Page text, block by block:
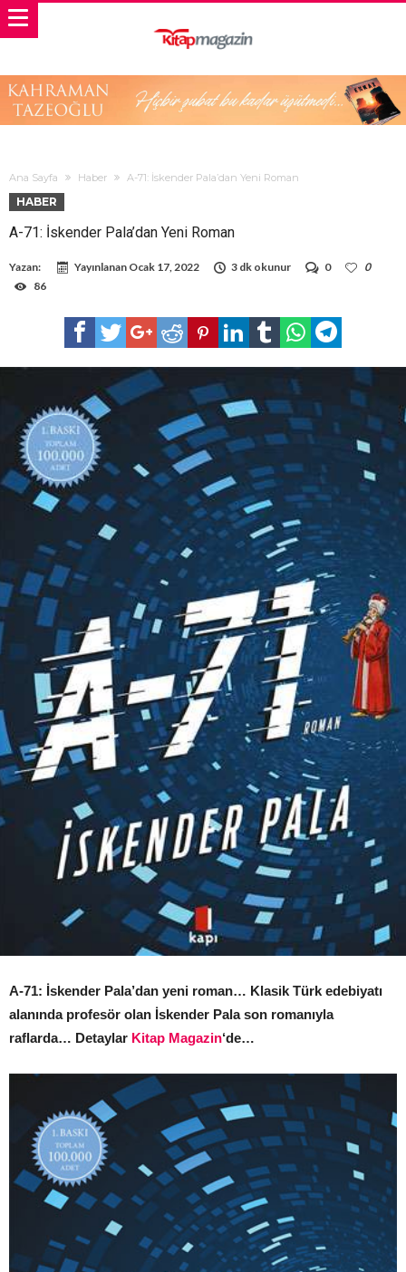
Ana Sayfa Haber A-71: İskender Pala’dan Yeni Roman
HABER
A-71: İskender Pala’dan Yeni Roman
Yazan: Yayınlanan Ocak 17, 2022 3 dk okunur 0
0
86
A-71: İskender Pala’dan yeni roman… Klasik Türk edebiyatı
alanında profesör olan İskender Pala son romanıyla
raflarda… Detaylar Kitap Magazin‘de…